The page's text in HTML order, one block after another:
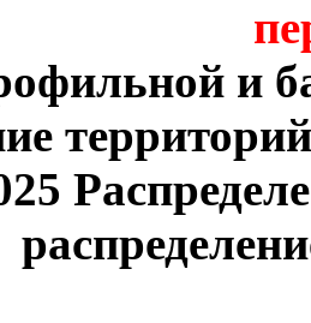
и